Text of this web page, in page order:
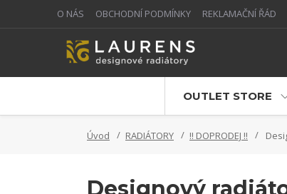
O NÁS OBCHODNÍ PODMÍNKY REKLAMAČNÍ ŘÁD
OUTLET STORE
Úvod RADIÁTORY !! DOPRODEJ !!
Designový